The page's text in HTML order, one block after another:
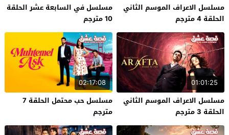
مسلسل الاعراف الموسم الثاني
الحلقة 4 مترجم
مسلسل في السابعة عشر الحلقة
10 مترجم
01:01:25
مسلسل الاعراف الموسم الثاني
الحلقة 3 مترجم
02:17:08
مسلسل حب محتمل الحلقة 7
مترجم